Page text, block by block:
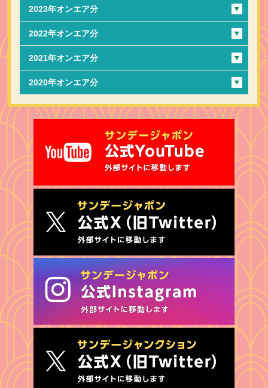
2023年オンエア分
2022年オンエア分
2021年オンエア分
2020年オンエア分